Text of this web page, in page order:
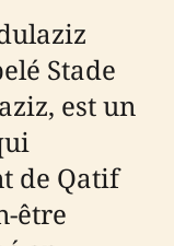
Stade
est un
de Qatif
être